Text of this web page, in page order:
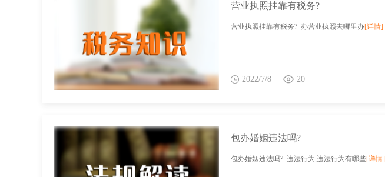
营业执照挂靠有税务?
营业执照挂靠有税务? 办营业执照去哪里办[详情]
2022/7/8 20
包办婚姻违法吗?
包办婚姻违法吗? 违法行为,违法行为有哪些[详情]